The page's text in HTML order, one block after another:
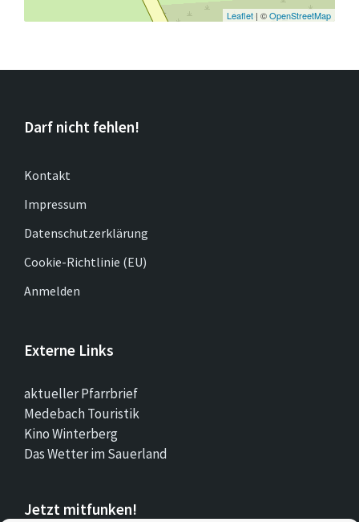
Leaflet | ©OpenStreetMap
Darf nicht fehlen!
Kontakt
Impressum
Datenschutzerklärung
Cookie-Richtlinie (EU)
Anmelden
Externe Links
aktueller Pfarrbrief
Medebach Touristik
Kino Winterberg
Das Wetter im Sauerland
Jetzt mitfunken!